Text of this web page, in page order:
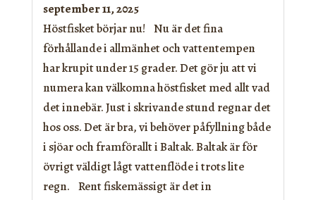
september 11, 2025
Höstfisket börjar nu! Nu är det fina
förhållande i allmänhet och vattentempen
har krupit under 15 grader. Det gör ju att vi
numera kan välkomna höstfisket med allt vad
det innebär. Just i skrivande stund regnar det
hos oss. Det är bra, vi behöver påfyllning både
i sjöar och framförallt i Baltak. Baltak är för
övrigt väldigt lågt vattenflöde i trots lite
regn. Rent fiskemässigt är det in